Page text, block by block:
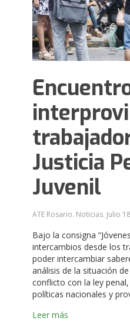
Justicia
Juvenil
ATE Rosario. Noticias. Julio
Bajo la consigna
intercambios desde los
poder intercambiar
análisis de la situación
conflicto con la ley
políticas nacionales y
Leer más